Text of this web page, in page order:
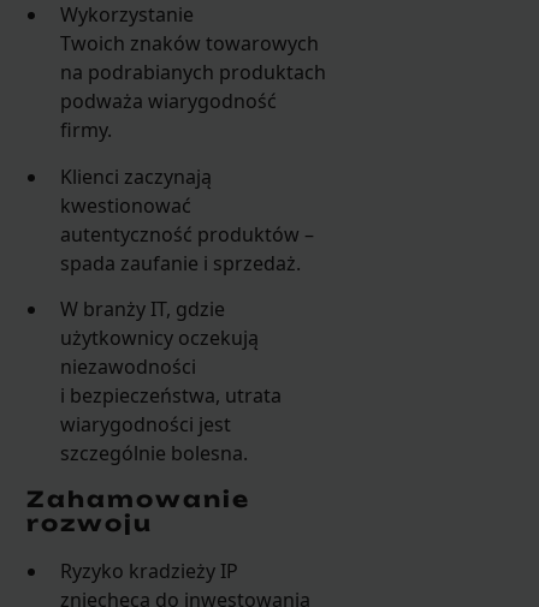
Wykorzystanie
Twoich znaków towarowych
na podrabianych produktach
podważa wiarygodność
firmy.
Klienci zaczynają
kwestionować
autentyczność produktów –
spada zaufanie i sprzedaż.
W branży IT, gdzie
użytkownicy oczekują
niezawodności
i bezpieczeństwa, utrata
wiarygodności jest
szczególnie bolesna.
Zahamowanie
rozwoju
Ryzyko kradzieży IP
zniechęca do inwestowania